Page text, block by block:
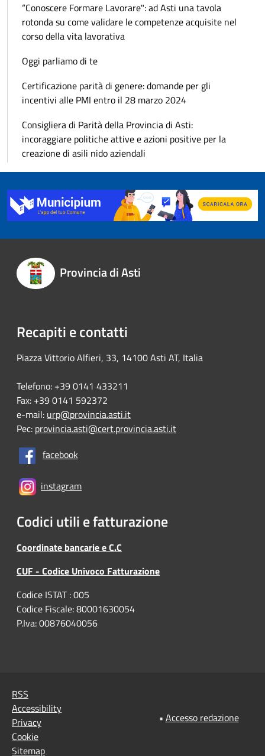
“Conoscere Formare Lavorare": ad Asti una tavola
rotonda su come validare le competenze acquisite nel
corso della vita lavorativa
Oggi parliamo di te
Certificazione parità di genere: domande per gli
incentivi alle PMI entro il 28 marzo 2024
Consigliera di Parità della Provincia di Asti:
incoraggiare politiche attive e azioni positive per la
creazione di asili nido aziendali
Provincia di Asti
Recapiti e contatti
Piazza Vittorio Alfieri, 33, 14100 Asti AT, Italia
Telefono: +39 0141 433211
Fax: +39 0141 592372
e-mail: urp@provincia.asti.it
Pec: provincia.asti@cert.provincia.asti.it
facebook
instagram
Codici utili e fatturazione
Coordinate bancarie e C.C
CUF - Codice Univoco Fatturazione
Codice ISTAT : 005
Codice Fiscale: 80001630054
P.Iva: 00876040056
RSS
Accessibility
Privacy
Cookie
Sitemap
• Accesso redazione